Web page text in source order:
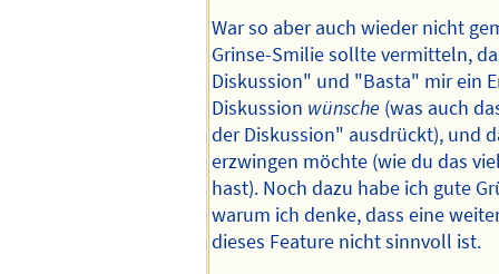
War so aber auch wieder nicht
Grinse-Smilie sollte vermitteln,
Diskussion" und "Basta" mir ein
Diskussion wünsche (was auch
der Diskussion" ausdrückt), und
erzwingen möchte (wie du das
hast). Noch dazu habe ich gute
warum ich denke, dass eine
dieses Feature nicht sinnvoll ist.